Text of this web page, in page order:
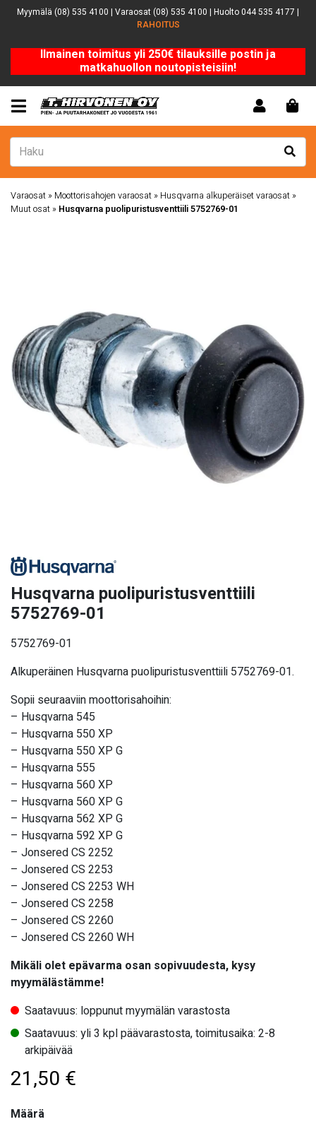
Myymälä (08) 535 4100 | Varaosat (08) 535 4100 | Huolto 044 535 4177 |
RAHOITUS
Ilmainen toimitus yli 250€ tilauksille postin ja
matkahuollon noutopisteisiin!
Varaosat » Moottorisahojen varaosat » Husqvarna alkuperäiset varaosat »
Muut osat » Husqvarna puolipuristusventtiili 5752769-01
Husqvarna puolipuristusventtiili
5752769-01
5752769-01
Alkuperäinen Husqvarna puolipuristusventtiili 5752769-01.
Sopii seuraaviin moottorisahoihin:
– Husqvarna 545
– Husqvarna 550 XP
– Husqvarna 550 XP G
– Husqvarna 555
– Husqvarna 560 XP
– Husqvarna 560 XP G
– Husqvarna 562 XP G
– Husqvarna 592 XP G
– Jonsered CS 2252
– Jonsered CS 2253
– Jonsered CS 2253 WH
– Jonsered CS 2258
– Jonsered CS 2260
– Jonsered CS 2260 WH
Mikäli olet epävarma osan sopivuudesta, kysy
myymälästämme!
Saatavuus: loppunut myymälän varastosta
Saatavuus: yli 3 kpl päävarastosta, toimitusaika: 2-8
arkipäivää
21,50 €
Määrä
Määrä